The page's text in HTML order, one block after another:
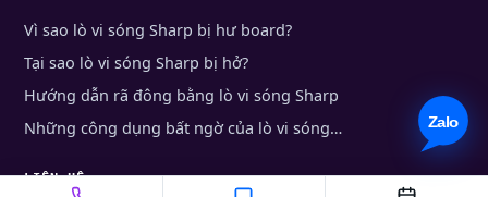
Vì sao lò vi sóng Sharp bị hư board?
Tại sao lò vi sóng Sharp bị hở?
Hướng dẫn rã đông bằng lò vi sóng Sharp
Những công dụng bất ngờ của lò vi sóng…
LIÊN HỆ